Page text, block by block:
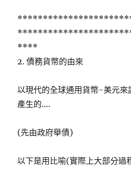
****
2. 債務貨幣的由來
以現代的全球通用貨幣-美元來
產生的….
(先由政府舉債)
以下是用比喻(實際上大部分過